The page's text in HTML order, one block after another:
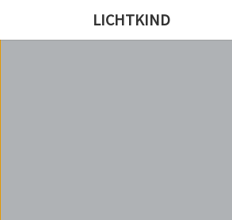
Cookie-Zustimmung verwalten
LICHTKIND